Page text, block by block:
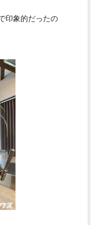
印象的だったの